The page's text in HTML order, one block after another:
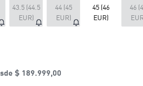
43.5 (44.5
EUR)
44 (45
EUR)
45 (46
EUR)
46
$ 189.999,00